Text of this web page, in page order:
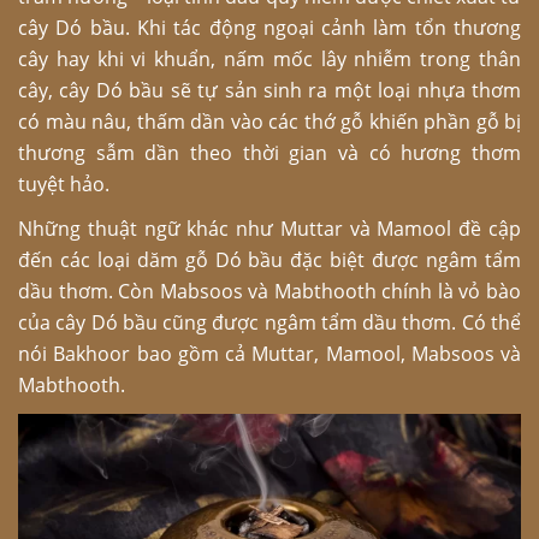
cây Dó bầu. Khi tác động ngoại cảnh làm tổn thương
cây hay khi vi khuẩn, nấm mốc lây nhiễm trong thân
cây, cây Dó bầu sẽ tự sản sinh ra một loại nhựa thơm
có màu nâu, thấm dần vào các thớ gỗ khiến phần gỗ bị
thương sẫm dần theo thời gian và có hương thơm
tuyệt hảo.
Những thuật ngữ khác như Muttar và Mamool đề cập
đến các loại dăm gỗ Dó bầu đặc biệt được ngâm tẩm
dầu thơm. Còn Mabsoos và Mabthooth chính là vỏ bào
của cây Dó bầu cũng được ngâm tẩm dầu thơm. Có thể
nói Bakhoor bao gồm cả Muttar, Mamool, Mabsoos và
Mabthooth.